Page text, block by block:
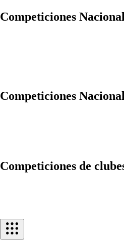
Competiciones
Competiciones
Competiciones de